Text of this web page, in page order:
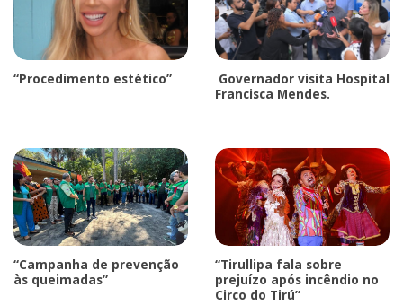
“Procedimento estético”
Governador visita Hospital
Francisca Mendes.
“Campanha de prevenção
às queimadas”
“Tirullipa fala sobre
prejuízo após incêndio no
Circo do Tirú”